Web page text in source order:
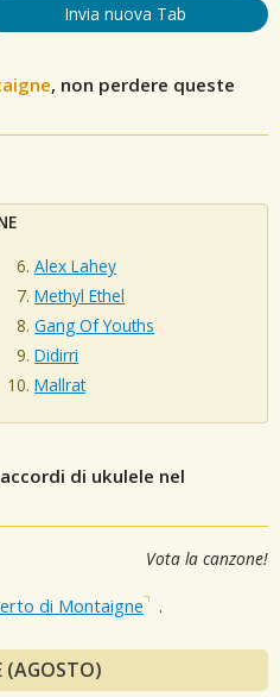
Invia nuova Tab
, non perdere queste
Alex Lahey
Methyl Ethel
Gang Of Youths
Didirri
Mallrat
di ukulele nel
Vota la canzone!
di Montaigne .
(AGOSTO)